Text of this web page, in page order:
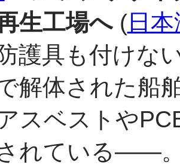
生工場へ(日本
護具も付けな
解体された船
スベストや
れている――